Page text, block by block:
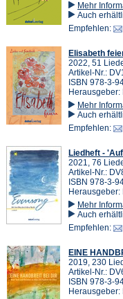
Mehr
Auch
Empfehlen:
Elisabeth
2022, 51
Artikel-Nr.:
ISBN 978-3-
Herausgeber:
Mehr
Auch
Empfehlen:
Liedheft -
2021, 76
Artikel-Nr.:
ISBN 978-3-
Mehr
Auch
Empfehlen:
EINE
2019, 230
Artikel-Nr.:
ISBN 978-3-
Herausgeber: